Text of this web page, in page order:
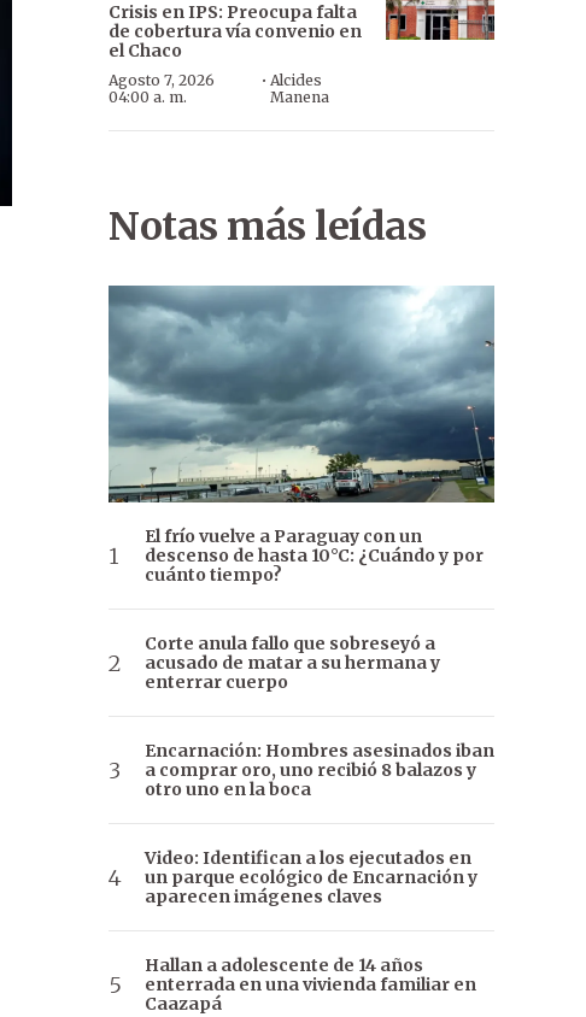
Crisis en IPS: Preocupa falta
de cobertura vía convenio en
el Chaco
Agosto 7, 2026
04:00 a. m.
·Alcides
Manena
Notas más leídas
El frío vuelve a Paraguay con un
descenso de hasta 10°C: ¿Cuándo y por
cuánto tiempo?
Corte anula fallo que sobreseyó a
acusado de matar a su hermana y
enterrar cuerpo
Encarnación: Hombres asesinados iban
a comprar oro, uno recibió 8 balazos y
otro uno en la boca
Video: Identifican a los ejecutados en
un parque ecológico de Encarnación y
aparecen imágenes claves
Hallan a adolescente de 14 años
enterrada en una vivienda familiar en
Caazapá